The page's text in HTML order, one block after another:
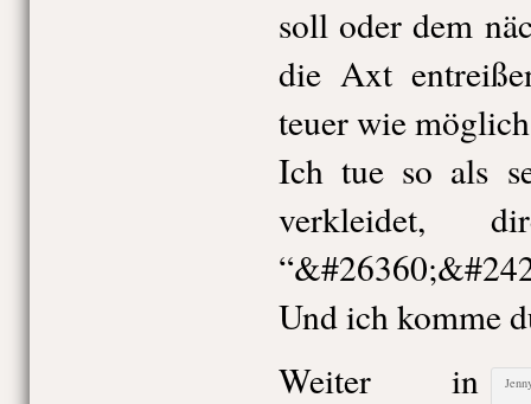
soll oder dem
die Axt
teuer wie
Ich tue so als
verkleidet,
Und ich komme
Weiter in